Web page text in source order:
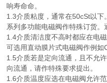
响寿命命。
1.3介质粘度，通常在50cSt以
系列多功能电磁阀作特殊订货。
1.4介质清洁度不高时都应在电
可选用直动膜片式电磁阀作例如
1.5介质若是定向流通，且不允
向流通，请作特殊要求提出。
1.6介质温度应选在电磁阀允许范